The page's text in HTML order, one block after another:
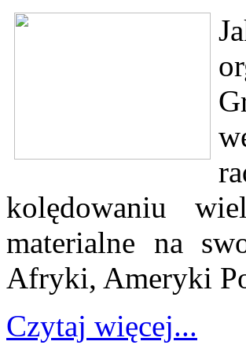
kolędowaniu
materialne na
Afryki, Ameryki
Czytaj więcej...